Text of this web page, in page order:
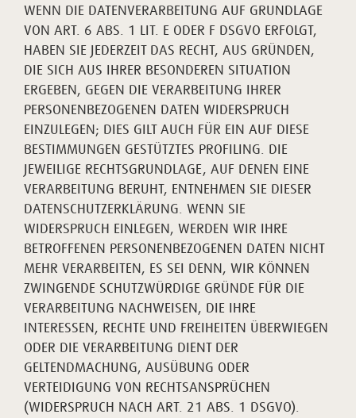
WENN DIE DATENVERARBEITUNG AUF GRUNDLAGE
VON ART. 6 ABS. 1 LIT. E ODER F DSGVO ERFOLGT,
HABEN SIE JEDERZEIT DAS RECHT, AUS GRÜNDEN,
DIE SICH AUS IHRER BESONDEREN SITUATION
ERGEBEN, GEGEN DIE VERARBEITUNG IHRER
PERSONENBEZOGENEN DATEN WIDERSPRUCH
EINZULEGEN; DIES GILT AUCH FÜR EIN AUF DIESE
BESTIMMUNGEN GESTÜTZTES PROFILING. DIE
JEWEILIGE RECHTSGRUNDLAGE, AUF DENEN EINE
VERARBEITUNG BERUHT, ENTNEHMEN SIE DIESER
DATENSCHUTZERKLÄRUNG. WENN SIE
WIDERSPRUCH EINLEGEN, WERDEN WIR IHRE
BETROFFENEN PERSONENBEZOGENEN DATEN NICHT
MEHR VERARBEITEN, ES SEI DENN, WIR KÖNNEN
ZWINGENDE SCHUTZWÜRDIGE GRÜNDE FÜR DIE
VERARBEITUNG NACHWEISEN, DIE IHRE
INTERESSEN, RECHTE UND FREIHEITEN ÜBERWIEGEN
ODER DIE VERARBEITUNG DIENT DER
GELTENDMACHUNG, AUSÜBUNG ODER
VERTEIDIGUNG VON RECHTSANSPRÜCHEN
(WIDERSPRUCH NACH ART. 21 ABS. 1 DSGVO).